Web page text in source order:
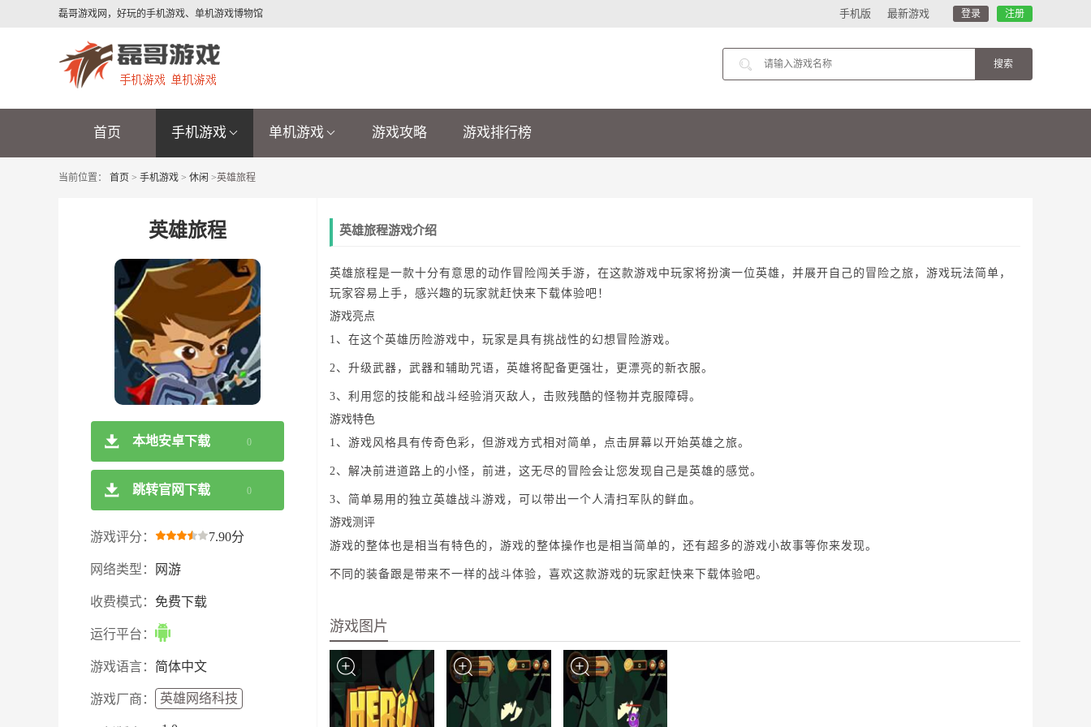
磊哥游戏网，好玩的手机游戏、单机游戏博物馆 最新游戏
手机版 登录 注册
首页 手机游戏 单机游戏 游戏攻略 游戏排行榜
当前位置： 首页 > 手机游戏 > 休闲 >英雄旅程
英雄旅程
本地安卓下载 0
跳转官网下载 0
游戏评分： 7.90分
网络类型： 网游
收费模式： 免费下载
运行平台：
游戏语言： 简体中文
游戏厂商： 英雄网络科技
英雄旅程游戏介绍
英雄旅程是一款十分有意思的动作冒险闯关手游，在这款游戏中玩家将扮演一位英雄，并展开自己的冒险之旅，游戏玩法简单，
玩家容易上手，感兴趣的玩家就赶快来下载体验吧！
游戏亮点
1、在这个英雄历险游戏中，玩家是具有挑战性的幻想冒险游戏。
2、升级武器，武器和辅助咒语，英雄将配备更强壮，更漂亮的新衣服。
3、利用您的技能和战斗经验消灭敌人，击败残酷的怪物并克服障碍。
游戏特色
1、游戏风格具有传奇色彩，但游戏方式相对简单，点击屏幕以开始英雄之旅。
2、解决前进道路上的小怪，前进，这无尽的冒险会让您发现自己是英雄的感觉。
3、简单易用的独立英雄战斗游戏，可以带出一个人清扫军队的鲜血。
游戏测评
游戏的整体也是相当有特色的，游戏的整体操作也是相当简单的，还有超多的游戏小故事等你来发现。
不同的装备跟是带来不一样的战斗体验，喜欢这款游戏的玩家赶快来下载体验吧。
游戏图片